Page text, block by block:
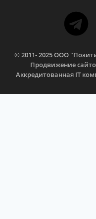
© 2011- 2025 ООО
Продвижение
Аккредитованная IT